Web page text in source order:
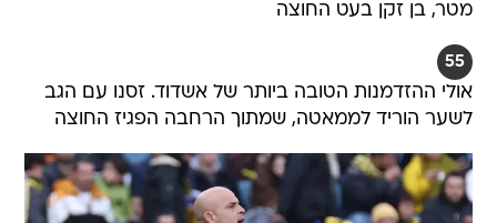
מטר, בן זקן בעט החוצה
55
אולי ההזדמנות הטובה ביותר של אשדוד. זסנו עם הגב
לשער הוריד לממאטה, שמתוך הרחבה הפגיז החוצה